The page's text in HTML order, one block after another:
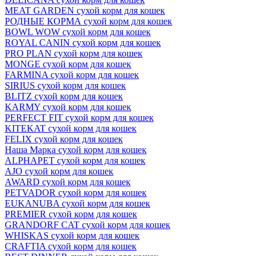
MEAT GARDEN сухой корм для кошек
РОДНЫЕ КОРМА сухой корм для кошек
BOWL WOW сухой корм для кошек
ROYAL CANIN сухой корм для кошек
PRO PLAN сухой корм для кошек
MONGE сухой корм для кошек
FARMINA сухой корм для кошек
SIRIUS сухой корм для кошек
BLITZ сухой корм для кошек
KARMY сухой корм для кошек
PERFECT FIT сухой корм для кошек
KITEKAT сухой корм для кошек
FELIX сухой корм для кошек
Наша Марка сухой корм для кошек
ALPHAPET сухой корм для кошек
AJO сухой корм для кошек
AWARD сухой корм для кошек
PETVADOR сухой корм для кошек
EUKANUBA сухой корм для кошек
PREMIER сухой корм для кошек
GRANDORF CAT сухой корм для кошек
WHISKAS сухой корм для кошек
CRAFTIA сухой корм для кошек